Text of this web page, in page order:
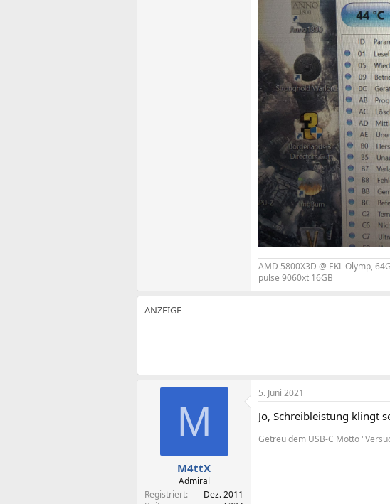
AMD 5800X3D @ EKL Olymp,
pulse 9060xt 16GB
M
M4ttX
Admiral
Registriert
Dez. 2011
5. Juni 2021
Jo, Schreibleistung klingt
Getreu dem USB-C Motto